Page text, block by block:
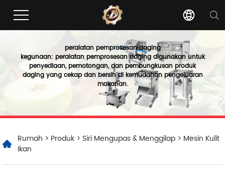
peralatan pemprosesan daging
kegunaan: peralatan pemprosesan daging digunakan untuk
penyediaan, pemotongan, dan pembungkusan produk
daging yang cekap dan bersih di kemudahan pengeluaran
makanan.
Rumah > Produk > Siri Mengupas & Menggilap > Mesin Kulit
Ikan